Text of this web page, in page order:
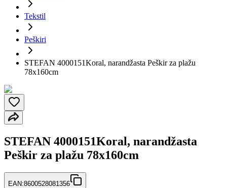
Tekstil
Peškiri
STEFAN 4000151Koral, narandžasta Peškir za plažu
78x160cm
STEFAN 4000151Koral, narandžasta
Peškir za plažu 78x160cm
EAN:8600528081356